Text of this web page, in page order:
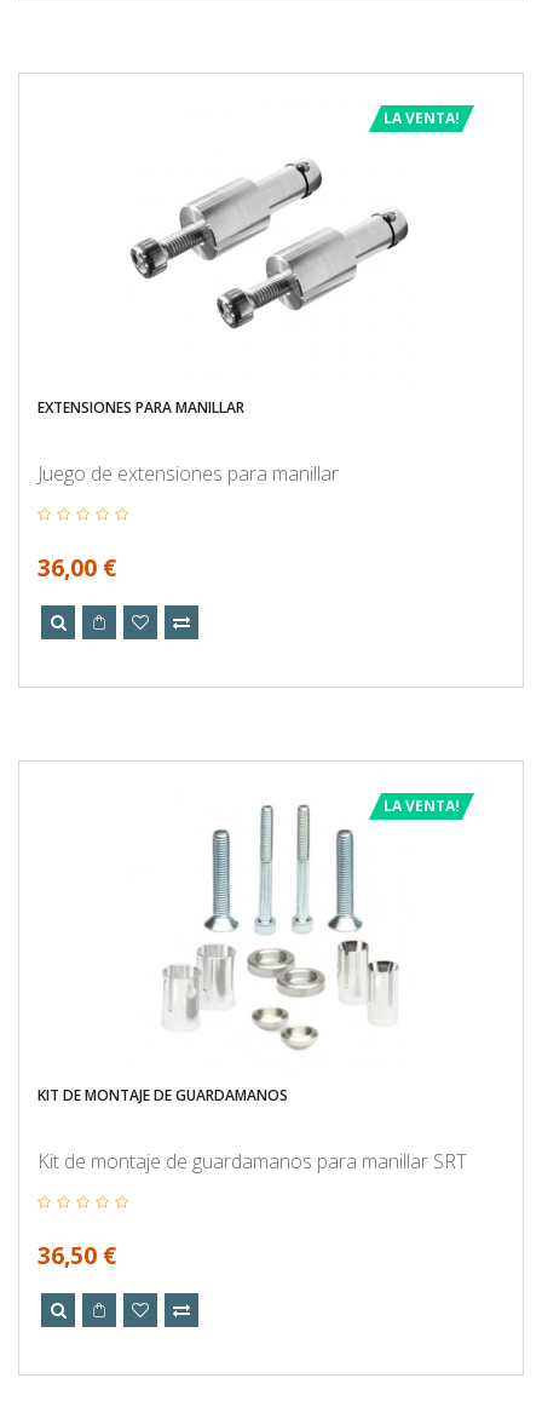
LA VENTA!
EXTENSIONES PARA MANILLAR
Juego de extensiones para manillar
36,00 €
LA VENTA!
KIT DE MONTAJE DE GUARDAMANOS
Kit de montaje de guardamanos para manillar SRT
36,50 €